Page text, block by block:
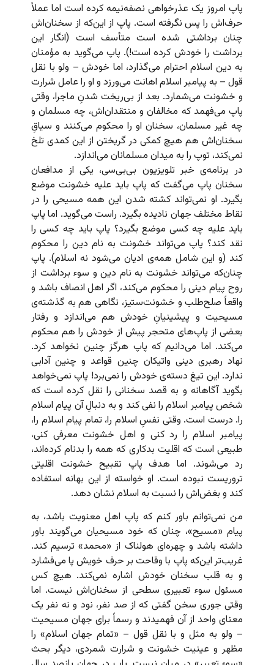
پاپ امروز یک عذرخواهی نصفه‌نیمه کرده است اما عملاً
حرف‌اش را پس نگرفته است. پاپ از این‌که از سخنان‌اش
چنان برداشتی شده است متأسف است (انگار این
برداشت را خودش کرده است!). پاپ می‌گوید به مؤمنان
به دین اسلام احترام می‌گذارد، اما خودش – ولو با نقل
قول – به پیامبر اسلام اهانت می‌ورزد و او را عامل شرارت
و خشونت می‌شمارد. بعد از بی‌ریخت شدنِ ماجرا، وقتی
پاپ می‌فهمد که مخالفان و منتقدان‌اش، چه مسلمان و
چه غیر مسلمان، سخنان او را محکوم می‌کنند و سیاقِ
سخنان‌اش هم هیچ کمکی در گریختن از این کمدی تلخ
نمی‌کند، توپ را به میدان مسلمانان می‌اندازد.
در برنامه‌ی خبر تلویزیون بی‌بی‌سی، یکی از مدافعان
سخنان پاپ می‌گفت که پاپ باید علیه خشونت موضع
بگیرد. او نمی‌تواند کشته شدن این همه مسیحی را در
نقاط مختلف جهان نادیده بگیرد. راست می‌گوید. اما پاپ
باید علیه چه کسی موضع بگیرد؟ پاپ باید چه کسی را
نقد کند؟ پاپ می‌تواند خشونت به نام دین را محکوم
کند (و این شامل همه‌ی ادیان می‌شود نه اسلام). پاپ
چنان‌که می‌تواند خشونت به نام دین و سوء برداشت از
روح پیام دینی را محکوم می‌‌کند،‌ اگر اهل انصاف باشد و
واقعاً صلح‌طلب و خشونت‌ستیز، نگاهی هم به گذشته‌ی
مسیحیت و پیشینیانِ‌ خودش هم می‌اندازد و رفتار
بعضی از پاپ‌های متحجر پیش از خودش را هم محکوم
می‌‌کند. اما می‌دانیم که پاپ هرگز چنین نخواهد کرد.
نهاد رهبری دینی واتیکان چنین قواعد و چنین آدابی
ندارد. این تیغ دسته‌ی خودش را نمی‌برد! پاپ نمی‌خواهد
بگوید آگاهانه و به قصد سخنانی را نقل کرده است که
شخص پیامبر اسلام را نفی کند و به دنبالِ آن پیام اسلام
را. درست است. وقتی نفسِ اسلام را، تمام پیام اسلام را،‌
پیامبر اسلام را رد کنی و اهل خشونت معرفی کنی،
طبیعی است که اقلیت بدکاری که همه را بدنام کرده‌اند،
رد می‌شوند. اما هدف پاپ تقبیح خشونت اقلیتی
تروریست نبوده است. او خواسته از این بهانه استفاده
کند و بغض‌اش را نسبت به اسلام نشان دهد.
من نمی‌توانم باور کنم که پاپ اهل معنویت باشد، به
پیام «مسیح»، چنان که خود مسیحیان می‌گویند باور
داشته باشد و چهره‌ای هولناک از «محمد» ترسیم کند.
غریب‌تر این‌که پاپ با وقاحت بر حرف خویش پا می‌فشارد
و به قلب سخنان‌ خودش اشاره نمی‌کند. هیچ کس
مسئول سوء‌ تعبیری سطحی از سخنان‌اش نیست. اما
وقتی جوری سخن گفتی که از صد نفر، نود و نه نفر یک
معنای واحد از آن فهمیدند و رسماً‌ برای جهان مسیحیت
– ولو به مثل و با نقل قول – «تمام جهان اسلام» را
مظهر و عینیت خشونت و شرارت شمردی، دیگر بحث